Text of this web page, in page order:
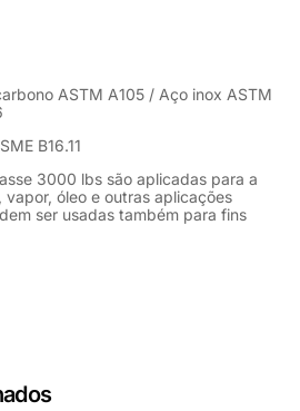
ASTM A105 / Aço inox ASTM
B16.11
3000 lbs são aplicadas para a
óleo e outras aplicações
ser usadas também para fins